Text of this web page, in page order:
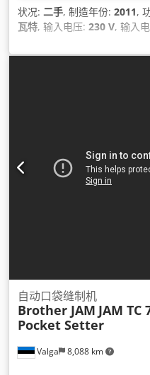
状况: 二手, 制造年份: 2011,
瓦特, 输入电压: 230 V, 输入
Valga 8,088 km
自动口袋缝制机
Brother JAM JAM TC
Pocket Setter